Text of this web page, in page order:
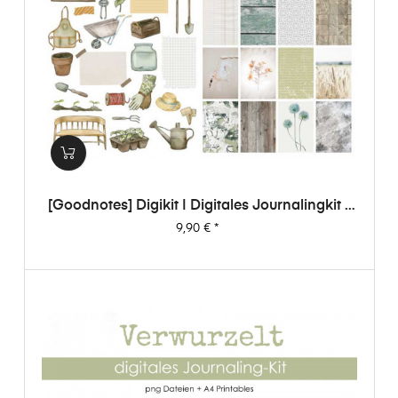
[Goodnotes] Digikit | Digitales Journalingkit -
Verwurzelt
Preis
9,90 €*